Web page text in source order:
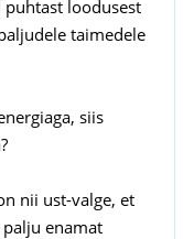
loodusest
taimedele
siis
nii ust-valge, et
enamat